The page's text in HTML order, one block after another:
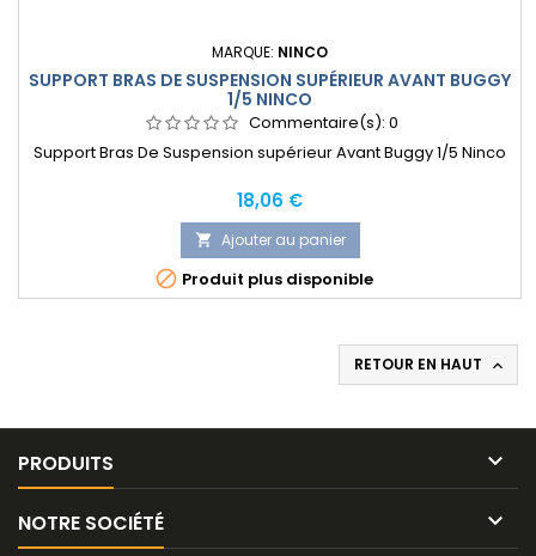
MARQUE: NINCO
SUPPORT BRAS DE SUSPENSION SUPÉRIEUR AVANT BUGGY
1/5 NINCO
Commentaire(s): 0
Support Bras De Suspension supérieur Avant Buggy 1/5 Ninco
Prix
18,06 €
 Ajouter au panier
 Produit plus disponible
RETOUR EN HAUT 
PRODUITS 
NOTRE SOCIÉTÉ 